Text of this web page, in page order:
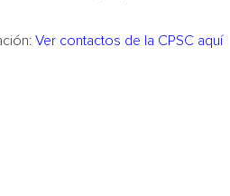
Ver contactos de la CPSC aquí